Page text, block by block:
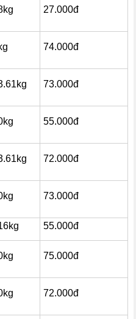
27.000đ
74.000đ
73.000đ
55.000đ
72.000đ
73.000đ
55.000đ
75.000đ
72.000đ